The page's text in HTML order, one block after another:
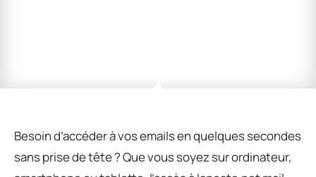
Besoin d’accéder à vos emails en quelques secondes
sans prise de tête ? Que vous soyez sur ordinateur,